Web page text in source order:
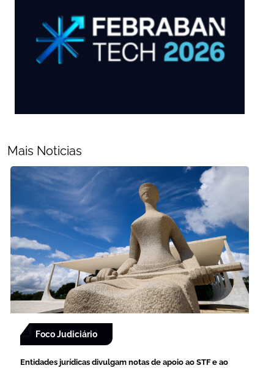
Mais Noticias
Foco Judiciário
Entidades jurídicas divulgam notas de apoio ao STF e ao